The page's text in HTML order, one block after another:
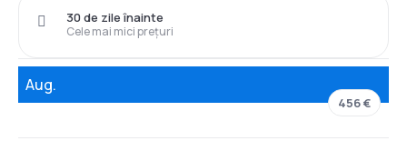
Cele mai mici prețuri
30 de zile înainte
Aug.
456 €